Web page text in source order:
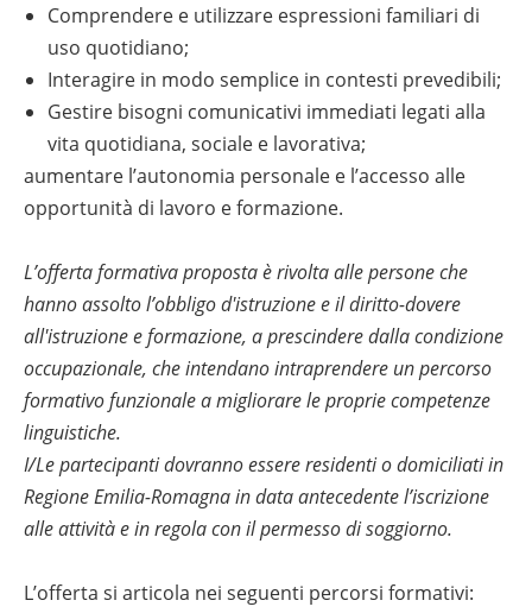
comprendere e utilizzare espressioni familiari di
uso quotidiano;
interagire in modo semplice in contesti prevedibili;
gestire bisogni comunicativi immediati legati alla
vita quotidiana, sociale e lavorativa;
aumentare l’autonomia personale e l’accesso alle
opportunità di lavoro e formazione.
L’offerta formativa proposta è rivolta alle persone che
hanno assolto l’obbligo d'istruzione e il diritto-dovere
all'istruzione e formazione, a prescindere dalla condizione
occupazionale, che intendano intraprendere un percorso
formativo funzionale a migliorare le proprie competenze
linguistiche.
I/Le partecipanti dovranno essere residenti o domiciliati in
Regione Emilia-Romagna in data antecedente l’iscrizione
alle attività e in regola con il permesso di soggiorno.
L’offerta si articola nei seguenti percorsi formativi: